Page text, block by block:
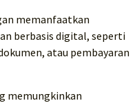
memanfaatkan
berbasis digital, seperti
atau pembayaran
memungkinkan